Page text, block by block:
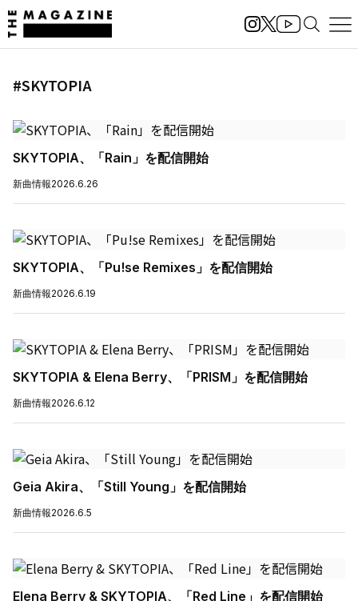
#SKYTOPIA
SKYTOPIA、「Rain」を配信開始
新曲情報2026.6.26
SKYTOPIA、「Pu!se Remixes」を配信開始
新曲情報2026.6.19
SKYTOPIA & Elena Berry、「PRISM」を配信開始
新曲情報2026.6.12
Geia Akira、「Still Young」を配信開始
新曲情報2026.6.5
Elena Berry & SKYTOPIA、「Red Line」を配信開始